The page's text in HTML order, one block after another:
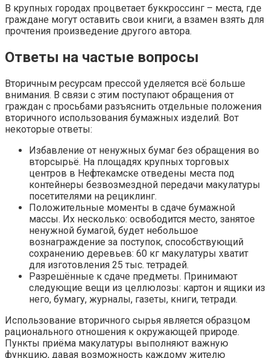
В крупных городах процветает буккроссинг – места, где
граждане могут оставить свои книги, а взамен взять для
прочтения произведение другого автора.
Ответы на частые вопросы
Вторичным ресурсам прессой уделяется всё больше
внимания. В связи с этим поступают обращения от
граждан с просьбами разъяснить отдельные положения
вторичного использования бумажных изделий. Вот
некоторые ответы:
Избавление от ненужных бумаг без обращения во
вторсырьё. На площадях крупных торговых
центров в Нефтекамске отведены места под
контейнеры безвозмездной передачи макулатуры
посетителями на рециклинг.
Положительные моменты в сдаче бумажной
массы. Их несколько: освободится место, занятое
ненужной бумагой, будет небольшое
вознаграждение за поступок, способствующий
сохранению деревьев: 60 кг макулатуры хватит
для изготовления 25 тыс. тетрадей.
Разрешённые к сдаче предметы. Принимают
следующие вещи из целлюлозы: картон и ящики из
него, бумагу, журналы, газеты, книги, тетради.
Использование вторичного сырья является образцом
рационального отношения к окружающей природе.
Пункты приёма макулатуры выполняют важную
функцию, давая возможность каждому жителю